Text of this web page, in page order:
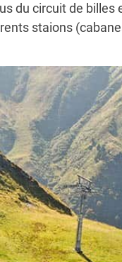
du circuit de
staions